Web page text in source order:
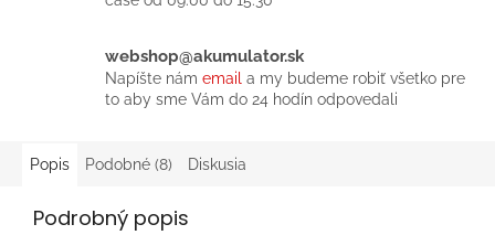
webshop@akumulator.sk
Napíšte nám email a my budeme robiť všetko pre
to aby sme Vám do 24 hodín odpovedali
Popis Podobné (8) Diskusia
Podrobný popis